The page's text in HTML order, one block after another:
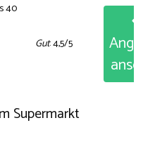
40
Gut: 4,5/5
Supermarkt